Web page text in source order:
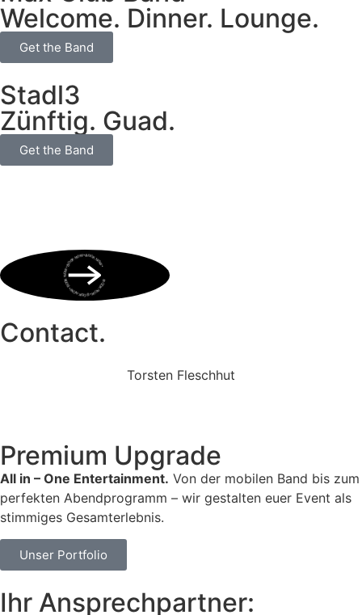
Welcome. Dinner. Lounge.
Get the Band
Stadl3
Zünftig. Guad.
Get the Band
BOOK NOW • BOOK NOW • BOOK NOW • BOOK NOW • BOOK NOW •
Contact.
Torsten Fleschhut
Premium Upgrade
All in – One Entertainment. Von der mobilen Band bis zum
perfekten Abendprogramm – wir gestalten euer Event als
stimmiges Gesamterlebnis.
Unser Portfolio
Ihr Ansprechpartner: